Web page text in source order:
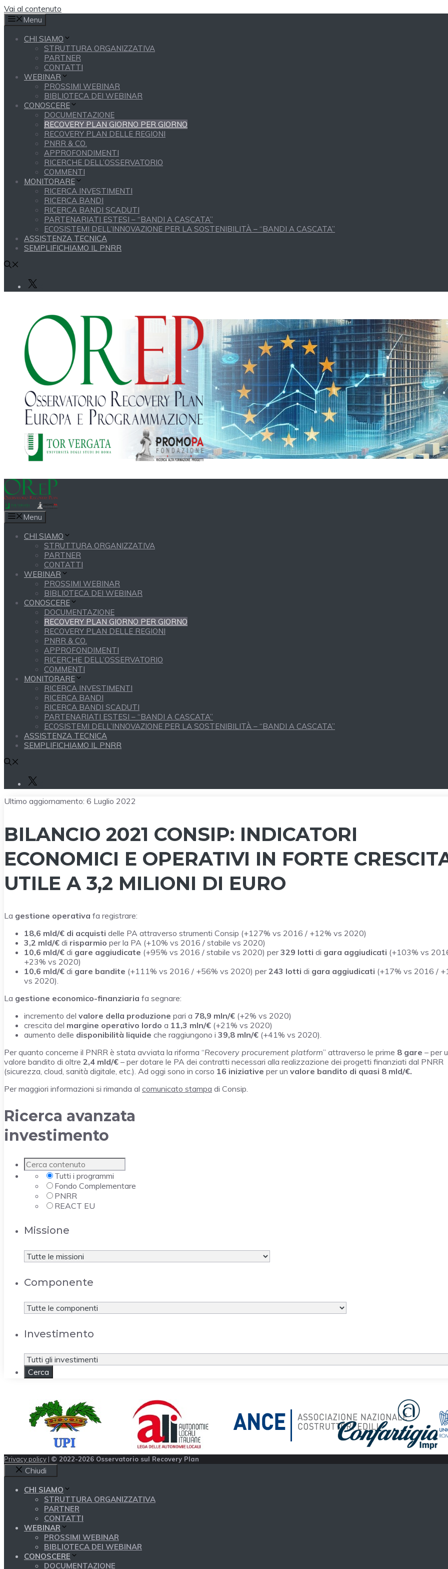
Vai al contenuto
Menu
CHI SIAMO
STRUTTURA ORGANIZZATIVA
PARTNER
CONTATTI
WEBINAR
PROSSIMI WEBINAR
BIBLIOTECA DEI WEBINAR
CONOSCERE
DOCUMENTAZIONE
RECOVERY PLAN GIORNO PER GIORNO
RECOVERY PLAN DELLE REGIONI
PNRR & CO.
APPROFONDIMENTI
RICERCHE DELL’OSSERVATORIO
COMMENTI
MONITORARE
RICERCA INVESTIMENTI
RICERCA BANDI
RICERCA BANDI SCADUTI
PARTENARIATI ESTESI – “BANDI A CASCATA”
ECOSISTEMI DELL’INNOVAZIONE PER LA SOSTENIBILITÀ – “BANDI A CASCATA”
ASSISTENZA TECNICA
SEMPLIFICHIAMO IL PNRR
Menu
CHI SIAMO
STRUTTURA ORGANIZZATIVA
PARTNER
CONTATTI
WEBINAR
PROSSIMI WEBINAR
BIBLIOTECA DEI WEBINAR
CONOSCERE
DOCUMENTAZIONE
RECOVERY PLAN GIORNO PER GIORNO
RECOVERY PLAN DELLE REGIONI
PNRR & CO.
APPROFONDIMENTI
RICERCHE DELL’OSSERVATORIO
COMMENTI
MONITORARE
RICERCA INVESTIMENTI
RICERCA BANDI
RICERCA BANDI SCADUTI
PARTENARIATI ESTESI – “BANDI A CASCATA”
ECOSISTEMI DELL’INNOVAZIONE PER LA SOSTENIBILITÀ – “BANDI A CASCATA”
ASSISTENZA TECNICA
SEMPLIFICHIAMO IL PNRR
Ultimo aggiornamento: 6 Luglio 2022
BILANCIO 2021 CONSIP: INDICATORI
ECONOMICI E OPERATIVI IN FORTE
UTILE A 3,2 MILIONI DI EURO
La gestione operativa fa registrare:
18,6 mld/€ di acquisti delle PA attraverso strumenti Consip (+127% vs 2016 / +12% vs 2020)
3,2 mld/€ di risparmio per la PA (+10% vs 2016 / stabile vs 2020)
10,6 mld/€ di gare aggiudicate (+95% vs 2016 / stabile vs 2020) per329 lotti di gara aggiudicati (+103% vs
+23% vs 2020)
10,6 mld/€ di gare bandite (+111% vs 2016 / +56% vs 2020) per243 lotti di gara aggiudicati (+17% vs 2016 /
vs 2020).
La gestione economico-finanziaria fa segnare:
incremento del valore della produzione pari a 78,9 mln/€ (+2% vs 2020)
crescita del margine operativo lordo a 11,3 mln/€ (+21% vs 2020)
aumento delle disponibilità liquide che raggiungono i 39,8 mln/€ (+41% vs 2020).
Per quanto concerne il PNRR è stata avviata la riforma “Recovery procurement platform” attraverso le prime 8 gare – per
valore bandito di oltre 2,4 mld/€ – per dotare le PA dei contratti necessari alla realizzazione dei progetti finanziati dal PNRR
(sicurezza, cloud, sanità digitale, etc.). Ad oggi sono in corso 16 iniziative per un valore bandito di quasi 8 mld/€.
Per maggiori informazioni si rimanda al comunicato stampa di Consip.
Ricerca avanzata
investimento
Tutti i programmi
Fondo Complementare
PNRR
REACT EU
Missione
Componente
Investimento
Privacy policy | © 2022-2026 Osservatorio sul Recovery Plan
Chiudi
CHI SIAMO
STRUTTURA ORGANIZZATIVA
PARTNER
CONTATTI
WEBINAR
PROSSIMI WEBINAR
BIBLIOTECA DEI WEBINAR
CONOSCERE
DOCUMENTAZIONE